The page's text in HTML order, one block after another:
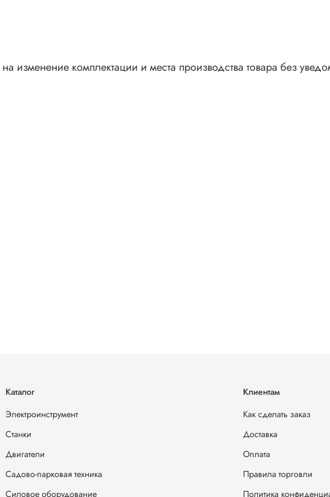
изменение комплектации и места производства товара без
Каталог
Электроинструмент
Станки
Двигатели
Садово-парковая техника
Силовое оборудование
Клиентам
Как сделать заказ
Доставка
Оплата
Правила торговли
Политика